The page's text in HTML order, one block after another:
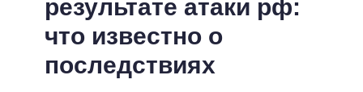
ОБЗОРЫ
ДАЙДЖЕСТЫ
ПРЕЗИДЕНТ И ОФИС
ВЕРХОВНАЯ РАДА
КАБИНЕТ МИНИСТРОВ
ВИДЕО
ПОДДЕРЖАТЬ
результате атаки рф:
что известно о
последствиях